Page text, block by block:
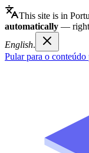
This site is in
automatically —
English.
Pular para o